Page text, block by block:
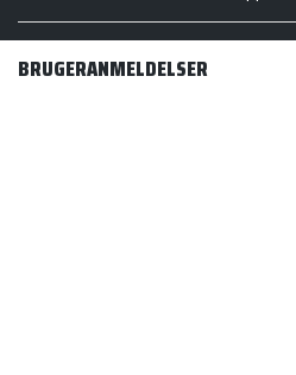
BRUGERANMELDELSER